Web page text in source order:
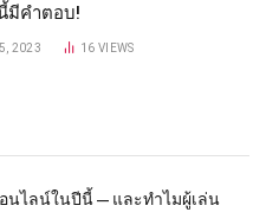
มีคำตอบ!
2023 16VIEWS
นไลน์ในปีนี้ — และทำไมผู้เล่น